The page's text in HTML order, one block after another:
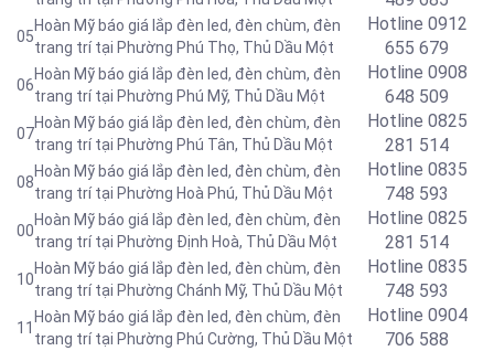
05
Hoàn Mỹ báo giá lắp đèn led, đèn chùm, đèn
trang trí tại Phường Phú Thọ, Thủ Dầu Một
Hotline 0912
655 679
06
Hoàn Mỹ báo giá lắp đèn led, đèn chùm, đèn
trang trí tại Phường Phú Mỹ, Thủ Dầu Một
Hotline 0908
648 509
07
Hoàn Mỹ báo giá lắp đèn led, đèn chùm, đèn
trang trí tại Phường Phú Tân, Thủ Dầu Một
Hotline 0825
281 514
08
Hoàn Mỹ báo giá lắp đèn led, đèn chùm, đèn
trang trí tại Phường Hoà Phú, Thủ Dầu Một
Hotline 0835
748 593
00
Hoàn Mỹ báo giá lắp đèn led, đèn chùm, đèn
trang trí tại Phường Định Hoà, Thủ Dầu Một
Hotline 0825
281 514
10
Hoàn Mỹ báo giá lắp đèn led, đèn chùm, đèn
trang trí tại Phường Chánh Mỹ, Thủ Dầu Một
Hotline 0835
748 593
11
Hoàn Mỹ báo giá lắp đèn led, đèn chùm, đèn
trang trí tại Phường Phú Cường, Thủ Dầu Một
Hotline 0904
706 588